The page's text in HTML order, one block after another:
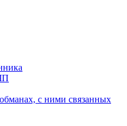
с ними связанных